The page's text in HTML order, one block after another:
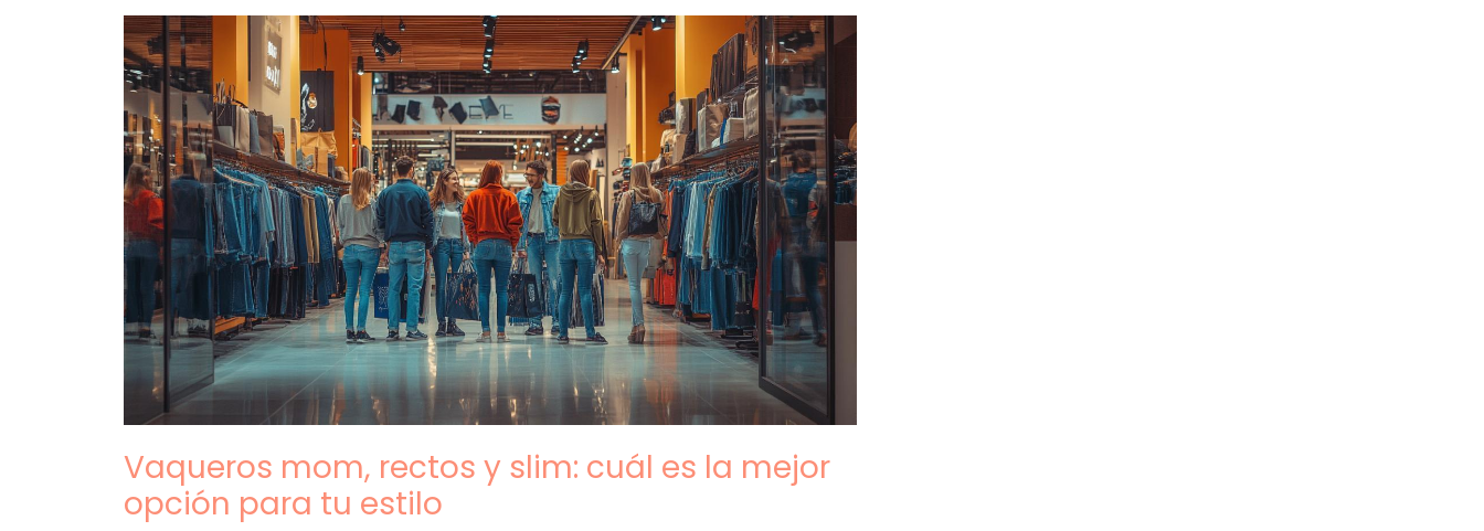
Vaqueros mom, rectos y slim: cuál es la mejor
opción para tu estilo